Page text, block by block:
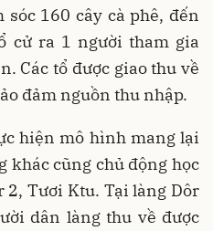
sóc 160 cây cà phê, đến
cử ra 1 người tham gia
Các tổ được giao thu về
đảm nguồn thu nhập.
hiện mô hình mang lại
khác cũng chủ động học
2, Tươi Ktu. Tại làng Dôr
dân làng thu về được